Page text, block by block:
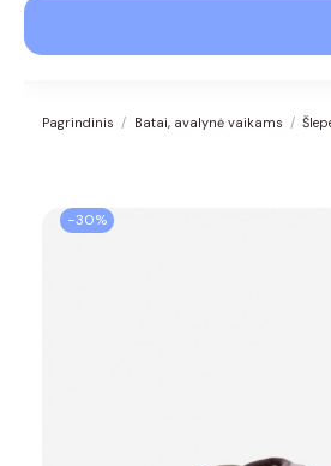
Pagrindinis Batai, avalynė vaikams
−30%